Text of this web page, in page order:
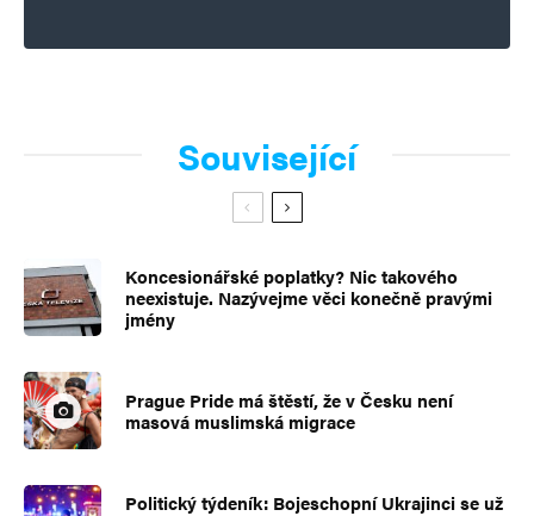
Související
Koncesionářské poplatky? Nic takového
neexistuje. Nazývejme věci konečně pravými
jmény
Prague Pride má štěstí, že v Česku není
masová muslimská migrace
Politický týdeník: Bojeschopní Ukrajinci se už